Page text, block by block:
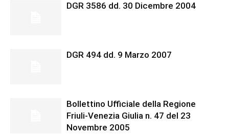
DGR 3586 dd. 30 Dicembre 2004
DGR 494 dd. 9 Marzo 2007
Bollettino Ufficiale della Regione
Friuli-Venezia Giulia n. 47 del 23
Novembre 2005